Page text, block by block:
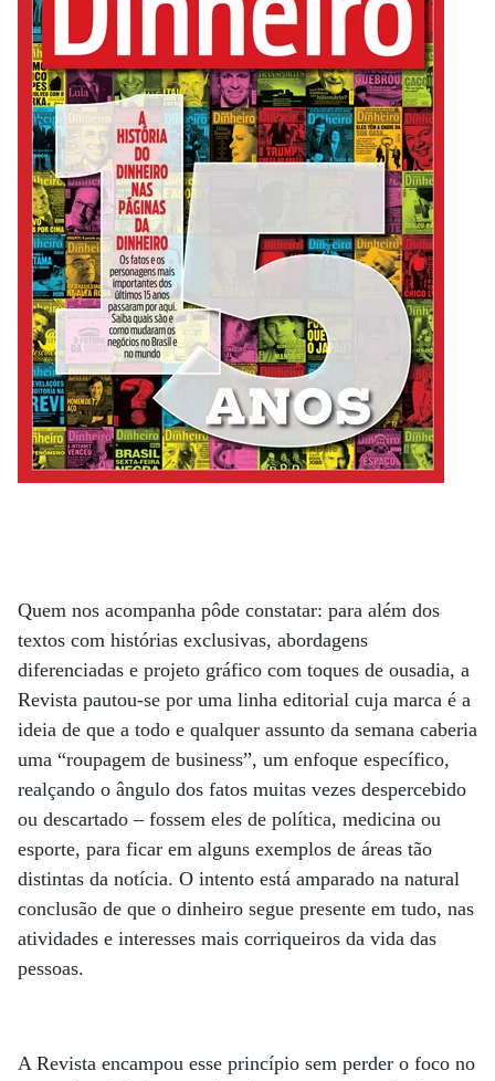
Quem nos acompanha pôde constatar: para além dos
textos com histórias exclusivas, abordagens
diferenciadas e projeto gráfico com toques de ousadia, a
Revista pautou-se por uma linha editorial cuja marca é a
ideia de que a todo e qualquer assunto da semana caberia
uma “roupagem de business”, um enfoque específico,
realçando o ângulo dos fatos muitas vezes despercebido
ou descartado – fossem eles de política, medicina ou
esporte, para ficar em alguns exemplos de áreas tão
distintas da notícia. O intento está amparado na natural
conclusão de que o dinheiro segue presente em tudo, nas
atividades e interesses mais corriqueiros da vida das
pessoas.
A Revista encampou esse princípio sem perder o foco no